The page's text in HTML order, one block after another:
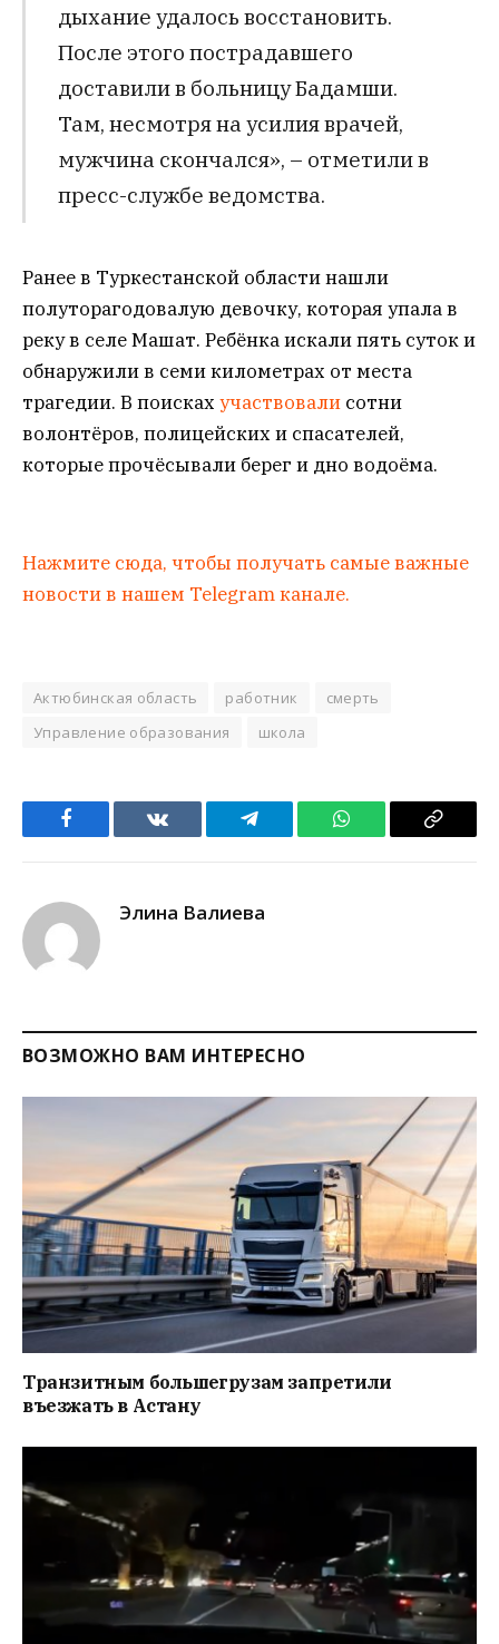
дыхание удалось восстановить.
После этого пострадавшего
доставили в больницу Бадамши.
Там, несмотря на усилия врачей,
мужчина скончался», – отметили в
пресс-службе ведомства.
Ранее в Туркестанской области нашли
полуторагодовалую девочку, которая упала в
реку в селе Машат. Ребёнка искали пять суток и
обнаружили в семи километрах от места
трагедии. В поисках участвовали сотни
волонтёров, полицейских и спасателей,
которые прочёсывали берег и дно водоёма.
Нажмите сюда, чтобы получать самые важные
новости в нашем Telegram канале.
Актюбинская область работник
смерть
Управление образования
школа
Facebook VKontakteTelegram WhatsApp Copy
Элина Валиева
ВОЗМОЖНО ВАМ ИНТЕРЕСНО
Транзитным большегрузам запретили
въезжать в Астану